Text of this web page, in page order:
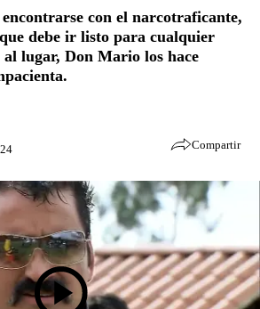
con el narcotraficante,
debe ir listo para cualquier
lugar, Don Mario los hace
Compartir